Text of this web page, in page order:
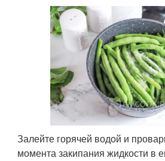
Залейте горячей водой и
момента закипания жидкости в